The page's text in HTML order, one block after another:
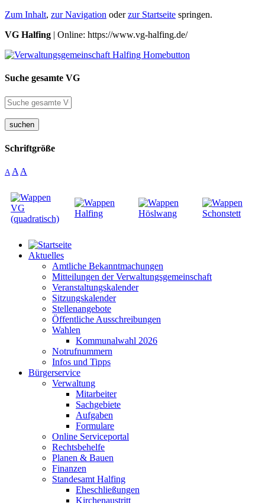
Zum Inhalt, zur Navigation oderzur Startseite springen.
VG Halfing | Online: https://www.vg-halfing.de/
Suche gesamte VG
suchen
Schriftgröße
A A A
Aktuelles
Amtliche Bekanntmachungen
Mitteilungen der Verwaltungsgemeinschaft
Veranstaltungskalender
Sitzungskalender
Stellenangebote
Öffentliche Ausschreibungen
Wahlen
Kommunalwahl 2026
Notrufnummern
Infos und Tipps
Bürgerservice
Verwaltung
Mitarbeiter
Sachgebiete
Aufgaben
Formulare
Online Serviceportal
Rechtsbehelfe
Planen & Bauen
Finanzen
Standesamt Halfing
Eheschließungen
Kirchenaustritt